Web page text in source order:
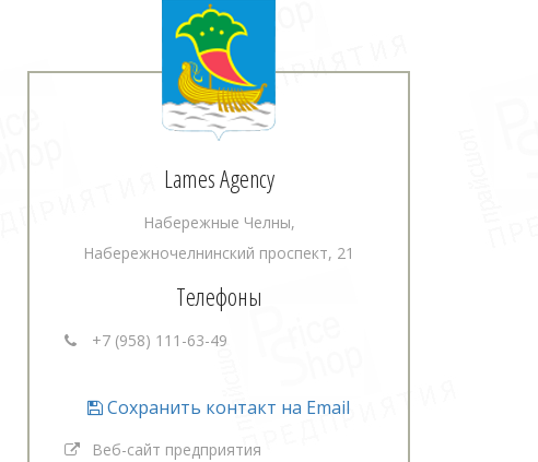
Lames Agency
Набережные Челны,
Набережночелнинский проспект, 21
Телефоны
+7 (958) 111-63-49
Сохранить контакт на Email
Веб-сайт предприятия